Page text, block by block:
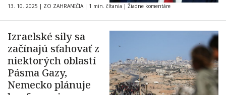
13. 10. 2025 | ZO ZAHRANIČIA | 1 min. čítania | Žiadne komentáre
Izraelské sily sa
začínajú sťahovať z
niektorých oblastí
Pásma Gazy,
Nemecko plánuje